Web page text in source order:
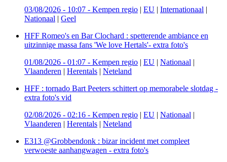
03/08/2026 - 10:07 - Kempen regio | EU | Internationaal |
Nationaal | Geel
HFF Romeo's en Bar Clochard : spetterende ambiance en
uitzinnige massa fans 'We love Hertals'- extra foto's
01/08/2026 - 01:07 - Kempen regio | EU | Nationaal |
Vlaanderen | Herentals | Neteland
HFF : tornado Bart Peeters schittert op memorabele slotdag -
extra foto's vid
02/08/2026 - 02:16 - Kempen regio | EU | Nationaal |
Vlaanderen | Herentals | Neteland
E313 @Grobbendonk : bizar incident met compleet
verwoeste aanhangwagen - extra foto's